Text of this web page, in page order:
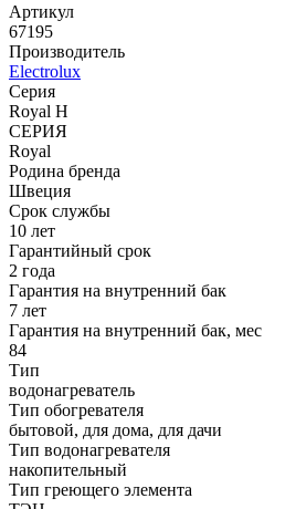
Артикул
67195
Производитель
Electrolux
Серия
Royal H
СЕРИЯ
Royal
Родина бренда
Швеция
Срок службы
10 лет
Гарантийный срок
2 года
Гарантия на внутренний бак
7 лет
Гарантия на внутренний бак, мес
84
Тип
водонагреватель
Тип обогревателя
бытовой, для дома, для дачи
Тип водонагревателя
накопительный
Тип греющего элемента